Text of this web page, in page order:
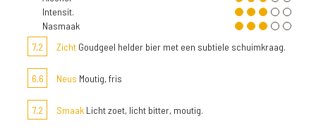
Intensit.
Nasmaak
7,2
Zicht Goudgeel helder bier met een subtiele schuimkraag.
6,6 Neus Moutig, fris
7,2 Smaak Licht zoet, licht bitter, moutig.